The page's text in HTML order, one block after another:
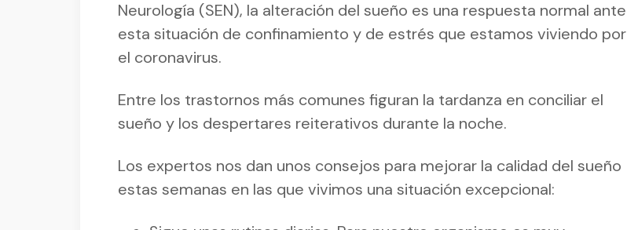
Neurología (SEN), la alteración del sueño es una respuesta normal ante
esta situación de confinamiento y de estrés que estamos viviendo por
el coronavirus.
Entre los trastornos más comunes figuran la tardanza en conciliar el
sueño y los despertares reiterativos durante la noche.
Los expertos nos dan unos consejos para mejorar la calidad del sueño
estas semanas en las que vivimos una situación excepcional: